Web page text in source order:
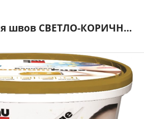
2кг Baumacol Premium Fuge Baumit арт. 9002428115978